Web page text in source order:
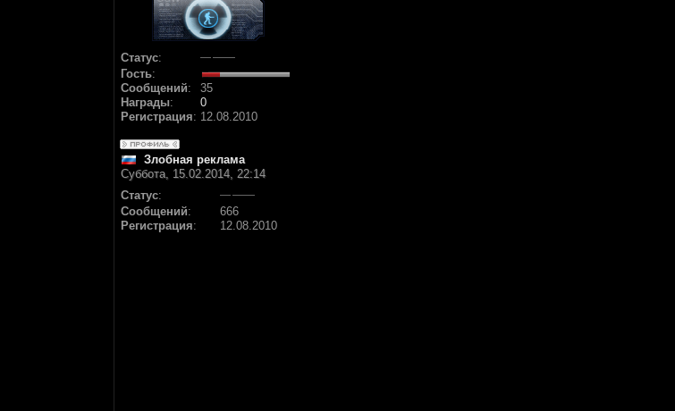
Статус:
Гость:
Сообщений:
35
Награды:
0
Регистрация: 12.08.2010
Злобная реклама
Суббота, 15.02.2014, 22:14
Статус:
Сообщений:
666
Регистрация: 12.08.2010